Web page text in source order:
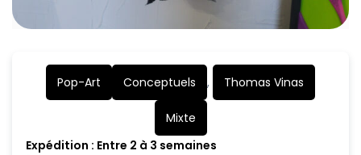
Pop-Art Conceptuels , Thomas Vinas
Mixte
Expédition : Entre 2 à 3 semaines